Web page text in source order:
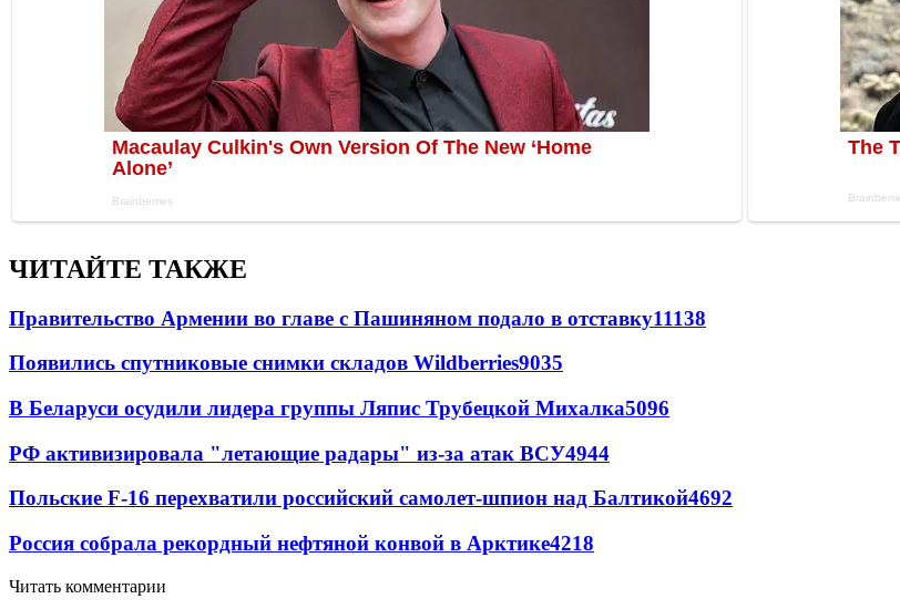
ЧИТАЙТЕ ТАКЖЕ
Правительство Армении во главе с Пашиняном подало в отставку11138
Появились спутниковые снимки складов Wildberries9035
В Беларуси осудили лидера группы Ляпис Трубецкой Михалка5096
РФ активизировала "летающие радары" из-за атак ВСУ4944
Польские F-16 перехватили российский самолет-шпион над Балтикой4692
Россия собрала рекордный нефтяной конвой в Арктике4218
Читать комментарии